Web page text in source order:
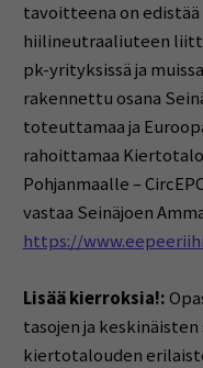
tavoitteena on
hiilineutraaliuteen
pk-yrityksissä ja
rakennettu osana
toteuttamaa ja
rahoittamaa
Pohjanmaalle –
vastaa Seinäjoen
https://
Lisää kierroksia!:
tasojen ja
kiertotalouden